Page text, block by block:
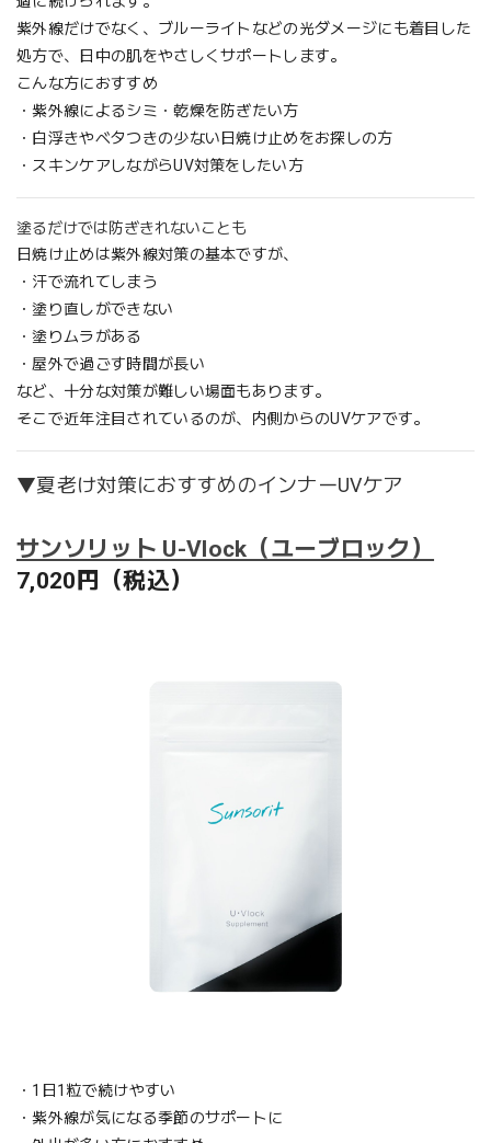
紫外線だけでなく、ブルーライトなどの光ダメージにも着目した
処方で、日中の肌をやさしくサポートします。
こんな方におすすめ
・紫外線によるシミ・乾燥を防ぎたい方
・白浮きやベタつきの少ない日焼け止めをお探しの方
・スキンケアしながらUV対策をしたい方
塗るだけでは防ぎきれないことも
日焼け止めは紫外線対策の基本ですが、
・汗で流れてしまう
・塗り直しができない
・塗りムラがある
・屋外で過ごす時間が長い
など、十分な対策が難しい場面もあります。
そこで近年注目されているのが、内側からのUVケアです。
▼夏老け対策におすすめのインナーUVケア
サンソリット U-Vlock（ユーブロック）
7,020円（税込）
・1日1粒で続けやすい
・紫外線が気になる季節のサポートに